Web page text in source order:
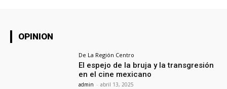
OPINION
De La Región Centro
El espejo de la bruja y la transgresión
en el cine mexicano
admin - abril 13, 2025